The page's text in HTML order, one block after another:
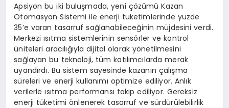
Apsiyon bu iki buluşmada, yeni çözümü Kazan
Otomasyon Sistemi ile enerji tüketimlerinde yüzde
35’e varan tasarruf sağlanabileceğinin müjdesini verdi.
Merkezi ısıtma sistemlerinin sensörler ve kontrol
üniteleri aracılığıyla dijital olarak yönetilmesini
sağlayan bu teknoloji, tüm katılımcılarda merak
uyandırdı. Bu sistem sayesinde kazanın çalışma
süreleri ve enerji kullanımı optimize ediliyor. Anlık
verilerle ısıtma performansı takip ediliyor. Gereksiz
enerji tüketimi önlenerek tasarruf ve sürdürülebilirlik